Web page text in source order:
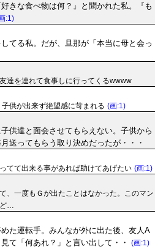
きな食べ物は何？』と聞かれた私。『も
:1)
てる私。だが、旦那が「本当に母と会っ
達を連れて食事しに行ってくるwwww
供が出来ず絶望感に苛まれる (画:1)
供達と面会させてもらえない。子供から
送ってもらう取り決めだったが・・・
てて出来る事があれば助けてあげたい (画:1)
、一度もＧが出たことはなかった。このマン
ど…
た運転手。みんなが外に出た後、友人A
て「何あれ？」と言い出して・・
(画:1)